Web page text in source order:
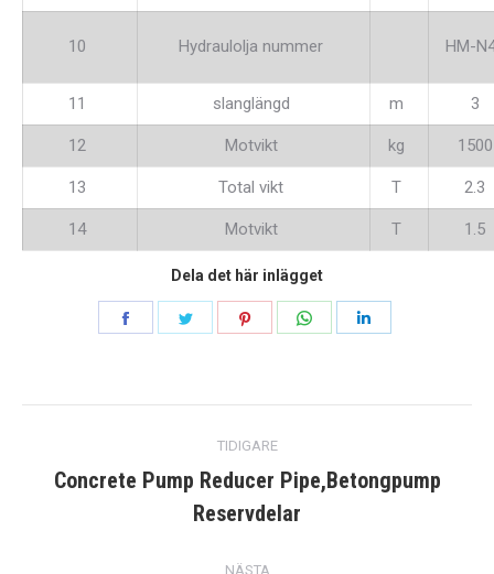
10 Hydraulolja nummer HM-
11 slanglängd m 3
12 Motvikt kg 1500
13 Total vikt T 2.3
14 Motvikt T 1.5
Dela det här inlägget
navigering
TIDIGARE
Tidigare
inlägg:
Concrete Pump Reducer Pipe,Betongpump
Reservdelar
NÄSTA